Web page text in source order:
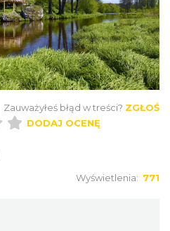
Zauważyłeś błąd w treści? ZGŁOŚ
DODAJ OCENĘ
Wyświetlenia: 771